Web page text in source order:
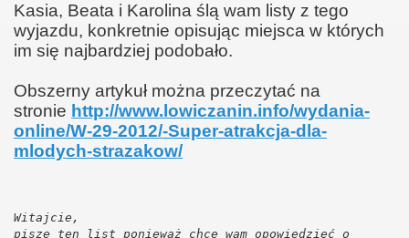
Kasia, Beata i Karolina ślą wam listy z tego
wyjazdu, konkretnie opisując miejsca w których
im się najbardziej podobało.
Obszerny artykuł można przeczytać na
stronie http://www.lowiczanin.info/wydania-
online/W-29-2012/-Super-atrakcja-dla-
mlodych-strazakow/
Witajcie,
piszę ten list ponieważ chcę wam opowiedzieć o
Wyborcze